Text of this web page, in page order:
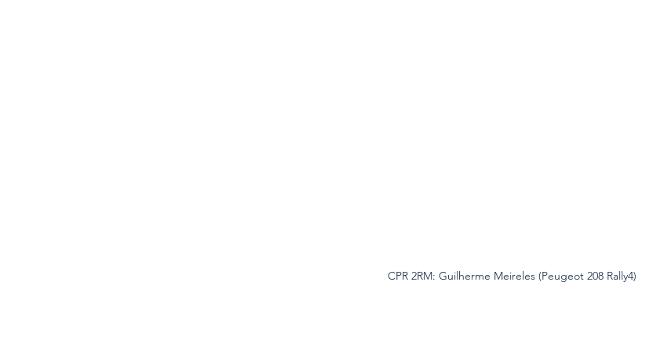
CPR 2RM: Guilherme Meireles (Peugeot 208 Rally4)